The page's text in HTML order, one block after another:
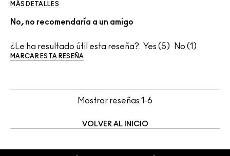
MÁS DETALLES
No, no recomendaría a un amigo
¿Le ha resultado útil esta reseña? 5 1
MARCAR ESTA RESEÑA
Mostrar reseñas 1-6
VOLVER AL INICIO